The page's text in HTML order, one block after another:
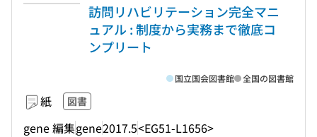
訪問リハビリテーション完全マニ
ュアル : 制度から実務まで徹底コ
ンプリート
紙 図書
gene 編集gene2017.5<EG51-L1656>
国立国会図書館 全国の図書館